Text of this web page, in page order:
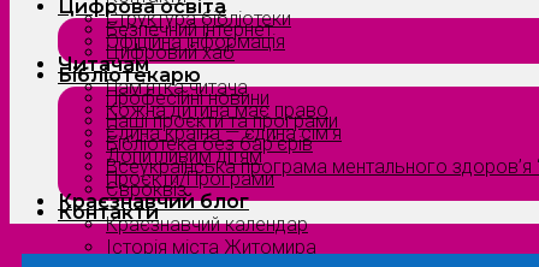
Структура бібліотеки
Офіційна інформація
Читачам
Пам’ятка читача
Кожна дитина має право
Єдина країна — єдина сім’я
Допитливим дітям
Проєкти/Програми
Краєзнавчий блог
Краєзнавчий календар
Історія міста Житомира
Цифрова освіта
Безпечний інтернет
Цифровий хаб
Бібліотекарю
Професійні новини
Наші проєкти та програми
Бібліотека без бар’єрів
Всеукраїнська програма ментального здоров’я
Євроквіз
Контакти